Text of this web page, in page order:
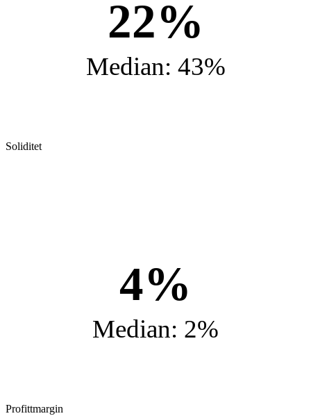
22%
Median: 43%
Soliditet
4%
Median: 2%
Profittmargin